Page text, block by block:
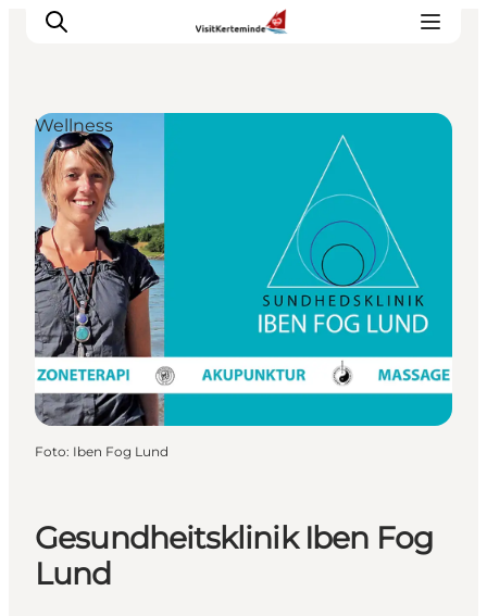
Sehenswürdigkeiten
Aktivitäten
Essen und trinken
Unterkünfte
Reiseplanung
Veranstaltungen
Gesundheitsklinik Iben Fog
Lund
Wellness
Foto: Iben Fog Lund